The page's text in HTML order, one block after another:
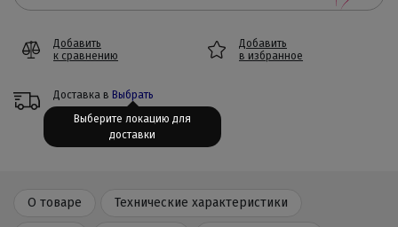
Добавить
к сравнению
Добавить
в избранное
Доставка в Выбрать
О товаре Технические характеристики
Выберите локацию для
доставки